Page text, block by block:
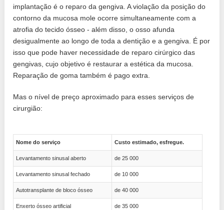
implantação é o reparo da gengiva. A violação da posição do
contorno da mucosa mole ocorre simultaneamente com a
atrofia do tecido ósseo - além disso, o osso afunda
desigualmente ao longo de toda a dentição e a gengiva. É por
isso que pode haver necessidade de reparo cirúrgico das
gengivas, cujo objetivo é restaurar a estética da mucosa.
Reparação de goma também é pago extra.
Mas o nível de preço aproximado para esses serviços de
cirurgião:
Nome do serviço Custo estimado, esfregue.
Levantamento sinusal aberto de 25 000
Levantamento sinusal fechado de 10 000
Autotransplante de bloco ósseo de 40 000
Enxerto ósseo artificial de 35 000